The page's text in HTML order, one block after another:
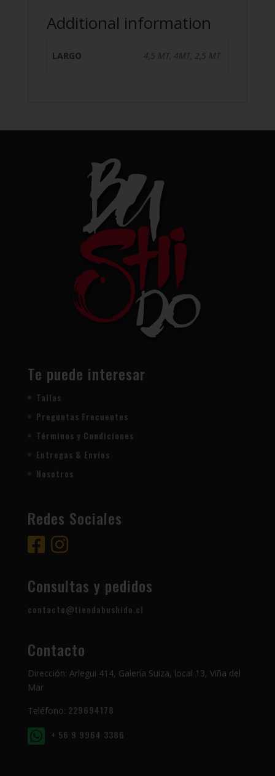
Additional information
LARGO 4,5 MT, 4MT, 2,5 MT
Te puede interesar
Tallas
Preguntas Frecuentes
Términos y Condiciones
Entregas & Envíos
Nosotros
Redes Sociales
Consultas y pedidos
contacto@tiendabushido.cl
Contacto
Dirección: Arlegui 414, Galería Suiza, local 13, Viña del
Mar
Teléfono: 229694178
+ 56 9 9964 3386